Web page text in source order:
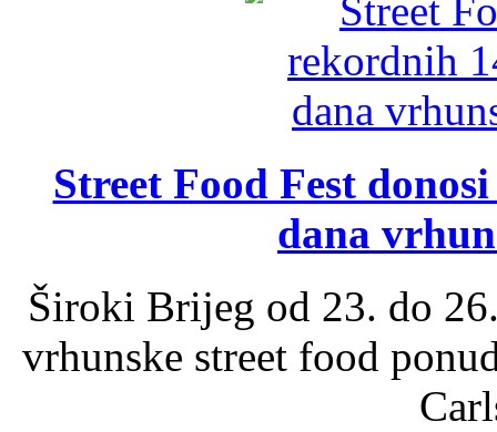
Street Food Fest
dana
Široki Brijeg od 23. do
vrhunske street food